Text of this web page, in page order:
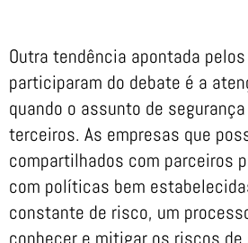
Outra tendência apontada pelos
participaram do debate é a
quando o assunto de
terceiros. As empresas que
compartilhados com parceiros
com políticas bem
constante de risco, um
conhecer e mitigar os riscos de